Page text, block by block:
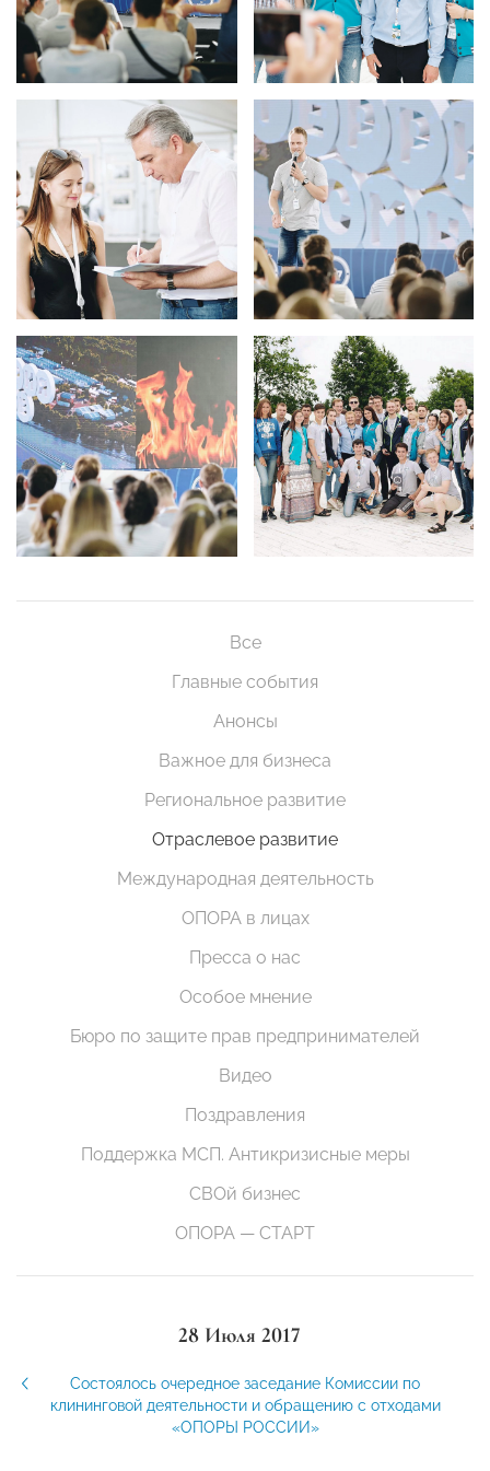
Все
Главные события
Анонсы
Важное для бизнеса
Региональное развитие
Отраслевое развитие
Международная деятельность
ОПОРА в лицах
Пресса о нас
Особое мнение
Бюро по защите прав предпринимателей
Видео
Поздравления
Поддержка МСП. Антикризисные меры
СВОй бизнес
ОПОРА — СТАРТ
28 Июля 2017
Состоялось очередное заседание Комиссии по
клининговой деятельности и обращению с отходами
«ОПОРЫ РОССИИ»